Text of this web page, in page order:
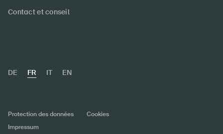
Contact et conseil
DE FR IT EN
Protection des données
Cookies
Impressum